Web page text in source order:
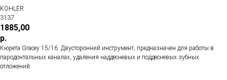
KOHLER
3137
1885,00
р.
Кюрета Gracey 15/16. Двусторонний инструмент, предназначен для работы в
пародонтальных каналах, удаления наддесневых и поддесневых зубных
отложений.